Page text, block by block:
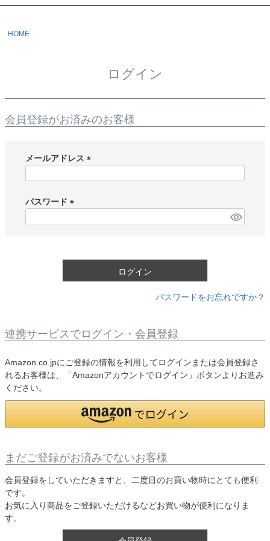
HOME
ログイン
会員登録がお済みのお客様
メールアドレス
)
パスワード
ログイン
パスワードをお忘れですか？
連携サービスでログイン・会員登録
Amazon.co.jpにご登録の情報を利用してログインまたは会員登録さ
れるお客様は、「Amazonアカウントでログイン」ボタンよりお進み
ください。
まだご登録がお済みでないお客様
会員登録をしていただきますと、二度目のお買い物時にとても便利
です。
お気に入り商品をご登録いただけるなどお買い物が便利になりま
す。